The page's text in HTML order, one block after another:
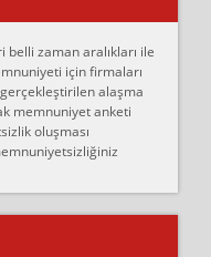
ankaradan
taşınacağı gün
yaptım.
kişiler ağrılı
zaman aralıkları ile
için firmaları
alaşma
memnuniyet anketi
oluşması